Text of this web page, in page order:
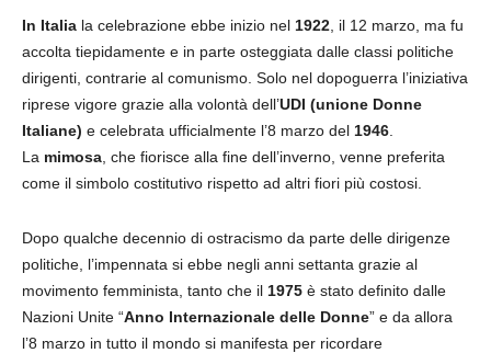
In Italia la celebrazione ebbe inizio nel 1922 , il 12 marzo, ma fu
accolta tiepidamente e in parte osteggiata dalle classi politiche
dirigenti, contrarie al comunismo. Solo nel dopoguerra l’iniziativa
riprese vigore grazie alla volontà dell’UDI (unione Donne
Italiane) e celebrata ufficialmente l’8 marzo del 1946
La mimosa , che fiorisce alla fine dell’inverno, venne preferita
come il simbolo costitutivo rispetto ad altri fiori più costosi.
Dopo qualche decennio di ostracismo da parte delle dirigenze
politiche, l’impennata si ebbe negli anni settanta grazie al
movimento femminista, tanto che il 1975 è stato definito dalle
Nazioni Unite “Anno Internazionale delle Donne” e da allora
l’8 marzo in tutto il mondo si manifesta per ricordare